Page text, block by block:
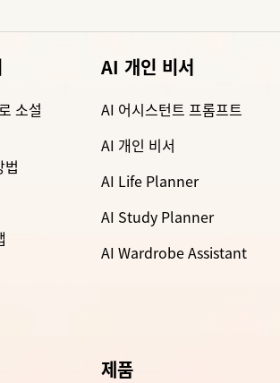
소설
법
AI 개인 비서
AI 어시스턴트 프롬프트
AI 개인 비서
AI Life Planner
AI Study Planner
AI Wardrobe Assistant
제품